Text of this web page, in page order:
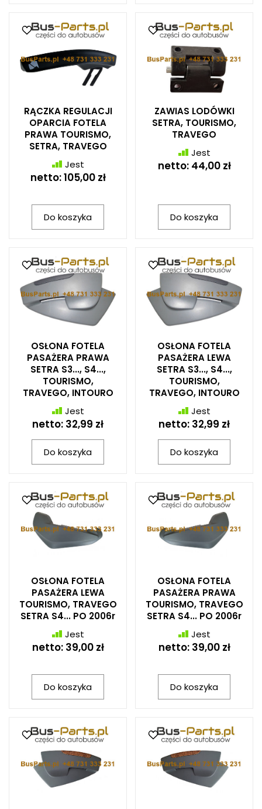
RĄCZKA REGULACJI
OPARCIA FOTELA
PRAWA TOURISMO,
SETRA, TRAVEGO
Jest
netto:105,00 zł
Do koszyka
ZAWIAS LODÓWKI
SETRA, TOURISMO,
TRAVEGO
Jest
netto: 44,00 zł
Do koszyka
OSŁONA FOTELA
PASAŻERA PRAWA
SETRA S3..., S4...,
TOURISMO,
TRAVEGO, INTOURO
Jest
netto: 32,99 zł
Do koszyka
OSŁONA FOTELA
PASAŻERA LEWA
SETRA S3..., S4...,
TOURISMO,
TRAVEGO, INTOURO
Jest
netto: 32,99 zł
Do koszyka
OSŁONA FOTELA
PASAŻERA LEWA
TOURISMO, TRAVEGO
SETRA S4... PO 2006r
Jest
netto: 39,00 zł
Do koszyka
OSŁONA FOTELA
PASAŻERA PRAWA
TOURISMO, TRAVEGO
SETRA S4... PO 2006r
Jest
netto: 39,00 zł
Do koszyka